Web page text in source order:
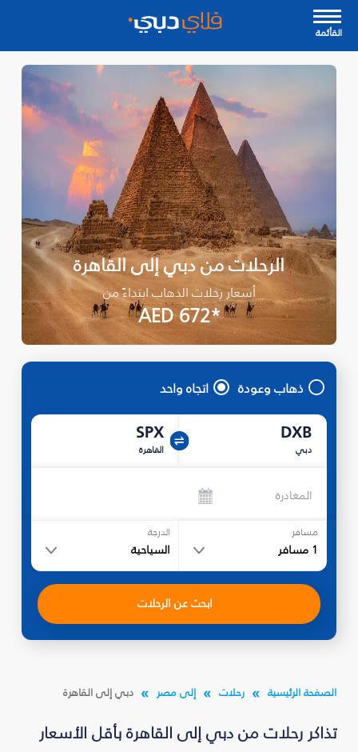
القأئمة
الرحلات من دبي إلى القاهرة
أسعار رحلات الذهاب ابتداءً من
*AED 672
ذهاب وعودة اتجاه واحد
DXB
دبي
SPX
القاهرة
المغادرة
مسافر
1 مسافر
الدرجة
السياحية
ابحث عن الرحلات
الصفحة الرئيسية رحلات إلى مصر دبي إلى القاهرة
تذاكر رحلات من دبي إلى القاهرة بأقل الأسعار